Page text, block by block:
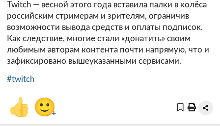
Twitch — весной этого года вставила палки в колёса
российским стримерам и зрителям, ограничив
возможности вывода средств и оплаты подписок.
Как следствие, многие стали «донатить» своим
любимым авторам контента почти напрямую, что и
зафиксировано вышеуказанными сервисами.
#twitch
👍 🙂+